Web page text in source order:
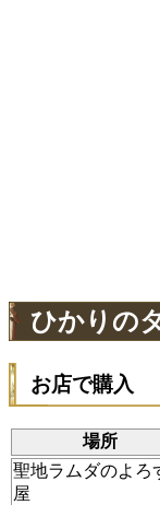
ひかりの
お店で購入
場所
聖地ラムダのよろ
屋